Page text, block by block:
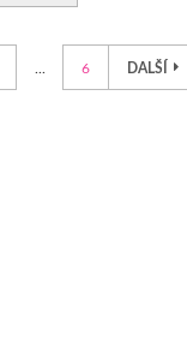
6 DALŠÍ